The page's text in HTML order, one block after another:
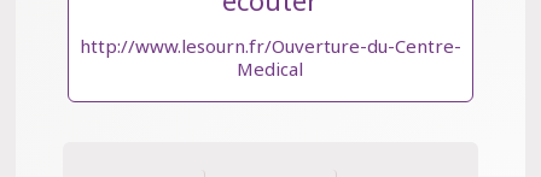
http://www.lesourn.fr/Ouverture-du-Centre-
Medical